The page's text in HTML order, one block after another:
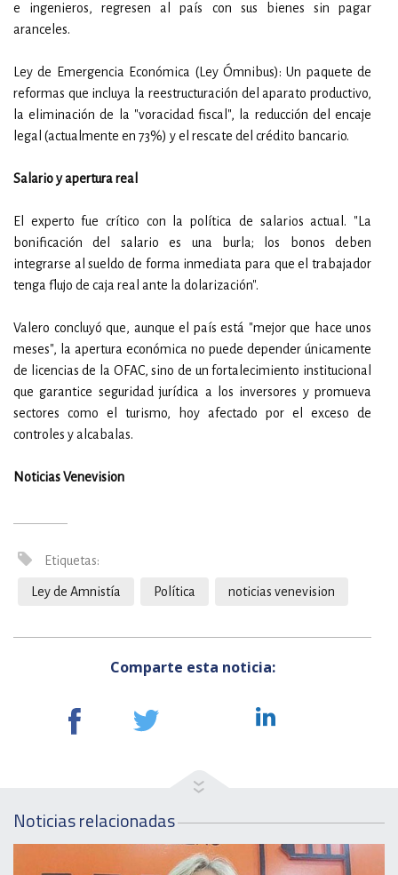
e ingenieros, regresen al país con sus bienes sin pagar
aranceles.
Ley de Emergencia Económica (Ley Ómnibus): Un paquete de
reformas que incluya la reestructuración del aparato productivo,
la eliminación de la "voracidad fiscal", la reducción del encaje
legal (actualmente en 73%) y el rescate del crédito bancario.
Salario y apertura real
El experto fue crítico con la política de salarios actual. "La
bonificación del salario es una burla; los bonos deben
integrarse al sueldo de forma inmediata para que el trabajador
tenga flujo de caja real ante la dolarización".
Valero concluyó que, aunque el país está "mejor que hace unos
meses", la apertura económica no puede depender únicamente
de licencias de la OFAC, sino de un fortalecimiento institucional
que garantice seguridad jurídica a los inversores y promueva
sectores como el turismo, hoy afectado por el exceso de
controles y alcabalas.
Noticias Venevision
Etiquetas:
Ley de Amnistía Política noticias venevision
Comparte esta noticia:
Noticias relacionadas